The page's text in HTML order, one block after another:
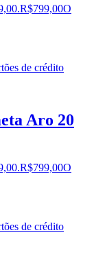
R$799,00O
de crédito
Aro 20
R$799,00O
de crédito